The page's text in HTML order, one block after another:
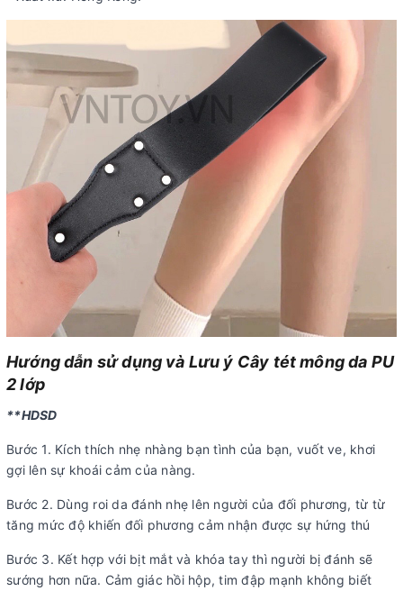
Hướng dẫn sử dụng và Lưu ý Cây tét mông da PU
2 lớp
**HDSD
Bước 1. Kích thích nhẹ nhàng bạn tình của bạn, vuốt ve, khơi
gợi lên sự khoái cảm của nàng.
Bước 2. Dùng roi da đánh nhẹ lên người của đối phương, từ từ
tăng mức độ khiến đối phương cảm nhận được sự hứng thú
Bước 3. Kết hợp với bịt mắt và khóa tay thì người bị đánh sẽ
sướng hơn nữa. Cảm giác hồi hộp, tim đập mạnh không biết